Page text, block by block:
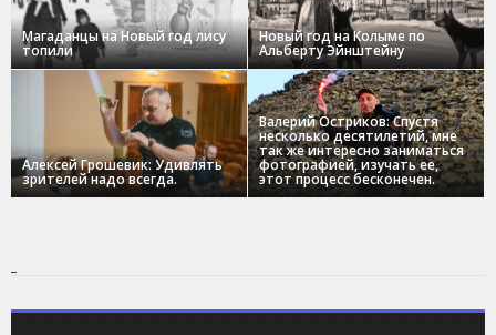
Магаданцы на Новый год лису
топили
Новый год на Колыме по
Альберту Эйнштейну
Алексей Грошевик: Удивлять
зрителей надо всегда.
Валерий Остриков: Спустя
несколько десятилетий, мне
так же интересно заниматься
фотографией, изучать ее,
этот процесс бесконечен.